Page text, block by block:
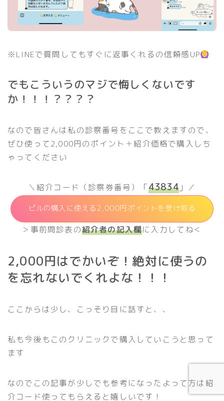
※LINEで質問してもすぐに返事くれるの信頼感UP
でもこういうのマジで悔し くないです
か！！！？？？？
なので皆さんは私の診察番号をここで教えますので、
ぜひ使って2,000円のポイント＋紹介価格で購入しち
ゃってください
＼紹介コード（診察券番号）「43834」／
ピルの購入に使える2,000円ポイントを受け取る
＞事前問診表の紹介者の記入欄に入力してね＜
2,000円はでかいぞ！絶対に使うの
を忘れないでくれよな！！！
ここからは少し、こっそり目に話すと、、
私も今後もこのクリニックで購入していこうと思って
ます
なのでこの記事が少しでも参考になったよって方は紹
介コード使ってもらえると嬉しいです！